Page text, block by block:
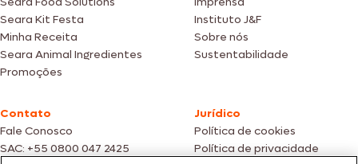
Seara Kit Festa
Minha Receita
Seara Animal Ingredientes
Promoções
Instituto J&F
Sobre nós
Sustentabilidade
Contato
Fale Conosco
SAC: +55 0800 047 2425
Jurídico
Política de cookies
Política de privacidade